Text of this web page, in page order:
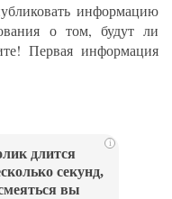
информацию
о том, будут ли
Первая информация
i
длится
секунд,
вы